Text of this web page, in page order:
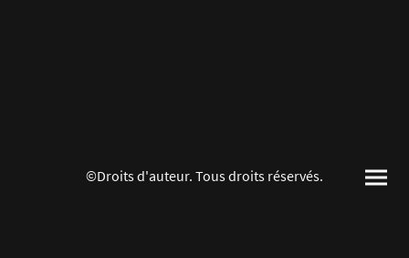
©Droits d'auteur. Tous droits réservés.